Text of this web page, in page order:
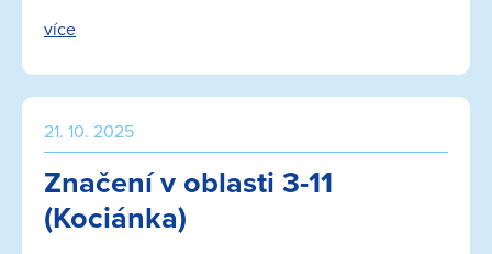
více
21. 10. 2025
Značení v oblasti 3-11
(Kociánka)